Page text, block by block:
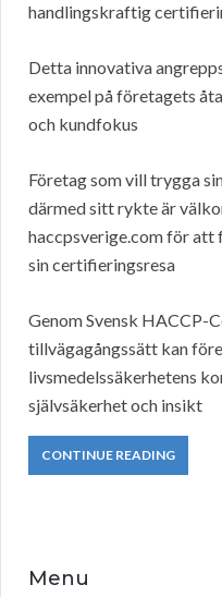
handlingskraftig
Detta innovativa
exempel på företagets
och kundfokus
Företag som vill trygga
därmed sitt rykte är
haccpsverige.com för att
sin certifieringsresa
Genom Svensk HACCP-
tillvägagångssätt kan
livsmedelssäkerhetens
självsäkerhet och insikt
CONTINUE READING
Menu